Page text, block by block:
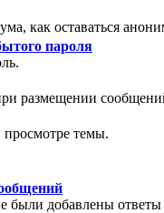
как оставаться
пароля
размещении
темы.
были добавлены